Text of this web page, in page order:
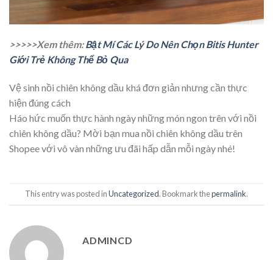
>>>>>Xem thêm:Bật Mí Các Lý Do Nên Chọn Bitis Hunter
Giới Trẻ Không Thể Bỏ Qua
Vệ sinh nồi chiên không dầu khá đơn giản nhưng cần thực
hiện đúng cách
Háo hức muốn thực hành ngày những món ngon trên với nồi
chiên không dầu? Mời bạn mua nồi chiên không dầu trên
Shopee với vô vàn những ưu đãi hấp dẫn mỗi ngày nhé!
This entry was posted inUncategorized. Bookmark thepermalink.
ADMINCD